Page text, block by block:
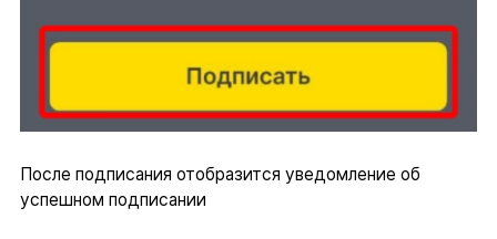
После подписания отобразится уведомление об
успешном подписании